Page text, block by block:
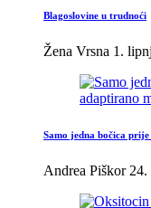
Blagoslovine u trudnoći
Žena Vrsna 1.
Samo jedna bočica prije
Andrea Piškor 24.